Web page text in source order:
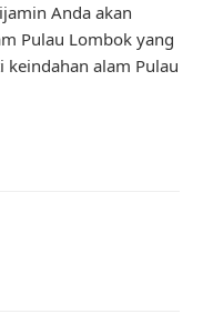
Anda akan
Pulau Lombok yang
keindahan alam Pulau